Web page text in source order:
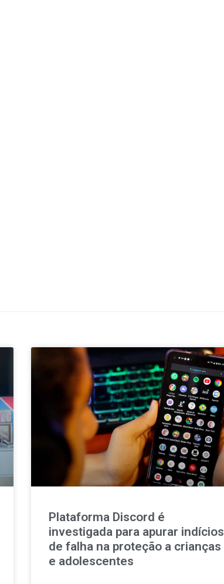
Plataforma Discord é
investigada para apurar indícios
de falha na proteção a crianças
e adolescentes